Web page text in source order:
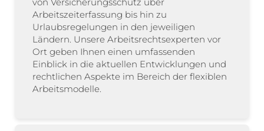
Arbeitszeiterfassung bis hin zu
Urlaubsregelungen in den jeweiligen
Ländern. Unsere Arbeitsrechtsexperten vor
Ort geben Ihnen einen umfassenden
Einblick in die aktuellen Entwicklungen und
rechtlichen Aspekte im Bereich der flexiblen
Arbeitsmodelle.